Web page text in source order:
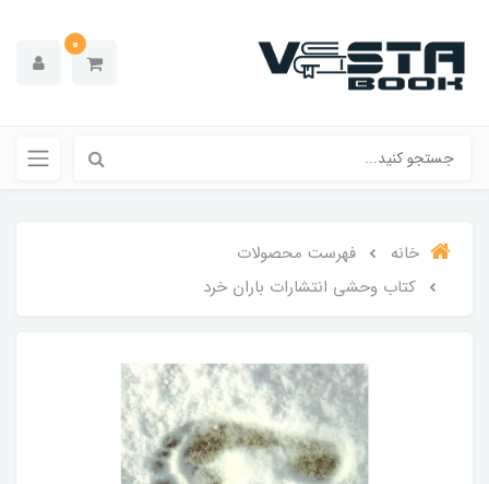
0
خانه
فهرست محصولات
کتاب وحشی انتشارات باران خرد